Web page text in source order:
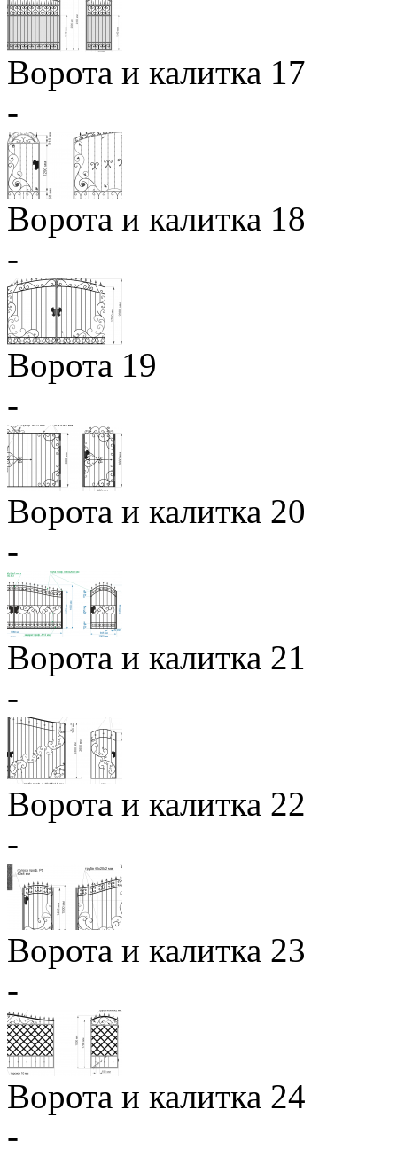
Ворота и калитка 17
-
Ворота и калитка 18
-
Ворота 19
-
Ворота и калитка 20
-
Ворота и калитка 21
-
Ворота и калитка 22
-
Ворота и калитка 23
-
Ворота и калитка 24
-